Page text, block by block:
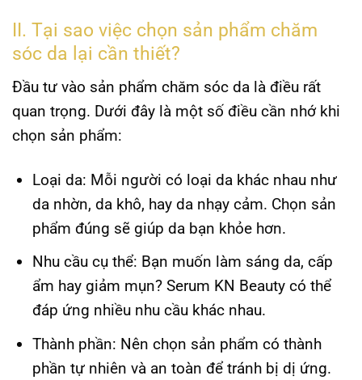
II. Tại sao việc chọn sản phẩm chăm
sóc da lại cần thiết?
Đầu tư vào sản phẩm chăm sóc da là điều rất
quan trọng. Dưới đây là một số điều cần nhớ khi
chọn sản phẩm:
Loại da: Mỗi người có loại da khác nhau như
da nhờn, da khô, hay da nhạy cảm. Chọn sản
phẩm đúng sẽ giúp da bạn khỏe hơn.
Nhu cầu cụ thể: Bạn muốn làm sáng da, cấp
ẩm hay giảm mụn? Serum KN Beauty có thể
đáp ứng nhiều nhu cầu khác nhau.
Thành phần: Nên chọn sản phẩm có thành
phần tự nhiên và an toàn để tránh bị dị ứng.